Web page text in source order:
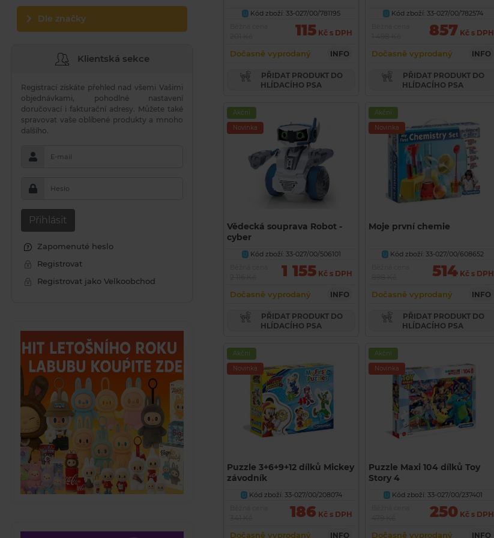
U
Kód zboží: 33-027/00/781195
115 Kč s DPH
Dočasně vyprodaný INFO
HLÍDACÍHO PSA
U Kód zboží: 33-027/00/782574
857 Kč s DPH
Dočasně vyprodaný INFO
HLÍDACÍHO PSA
Akční
Novinka
Vědecká souprava Robot -
cyber
U Kód zboží: 33-027/00/506101
1 155 Kč s DPH
Dočasně vyprodaný INFO
HLÍDACÍHO PSA
Akční
Novinka
Moje první chemie
U
Kód zboží: 33-027/00/608652
514 Kč s DPH
Dočasně vyprodaný INFO
HLÍDACÍHO PSA
Akční
Novinka
Puzzle 3+6+9+12 dílků Mickey
závodník
U Kód zboží: 33-027/00/208074
186 Kč s DPH
Dočasně vyprodaný INFO
Akční
Novinka
Puzzle Maxi 104 dílků Toy
Story 4
U Kód zboží: 33-027/00/237401
250 Kč s DPH
Dočasně vyprodaný INFO
Dle značky
Klientská sekce
Registrací získáte přehled nad všemi Vašimi
objednávkami, pohodlné nastavení
doručovací i fakturační adresy. Můžete také
spravovat vaše oblíbené produkty a mnoho
dalšího.
E-mail
Heslo
Přihlásit
Zapomenuté heslo
Registrovat
Registrovat jako Velkoobchod